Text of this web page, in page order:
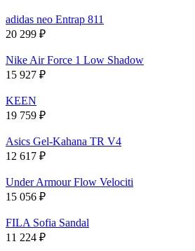
adidas neo Entrap 811
20 299 ₽
Nike Air Force 1 Low Shadow
15 927 ₽
KEEN
19 759 ₽
Asics Gel-Kahana TR V4
12 617 ₽
Under Armour Flow Velociti
15 056 ₽
FILA Sofia Sandal
11 224 ₽